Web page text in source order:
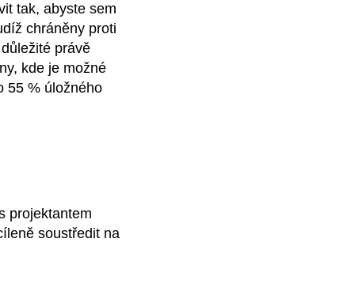
tak, abyste sem
chráněny proti
právě
kde je možné
55 % úložného
projektantem
soustředit na